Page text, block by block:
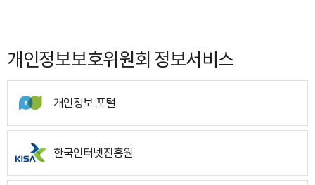
개인정보보호위원회 정보서비스
개인정보 포털
한국인터넷진흥원